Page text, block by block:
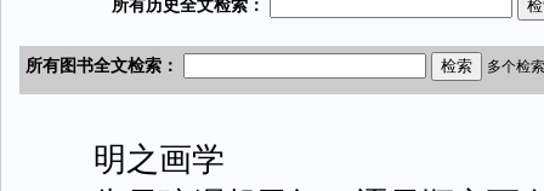
明之画学